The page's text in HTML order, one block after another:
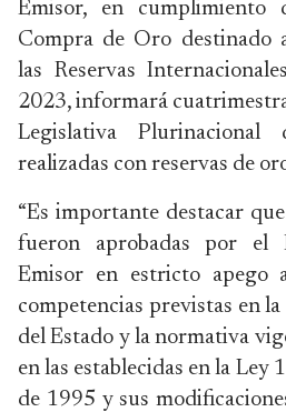
Emisor, en
Compra de Oro destinado
las Reservas
2023, informará
Legislativa Plurinacional
realizadas con reservas de
“Es importante destacar
fueron aprobadas por el
Emisor en estricto apego
competencias previstas en
del Estado y la normativa
en las establecidas en la Ley
de 1995 y sus